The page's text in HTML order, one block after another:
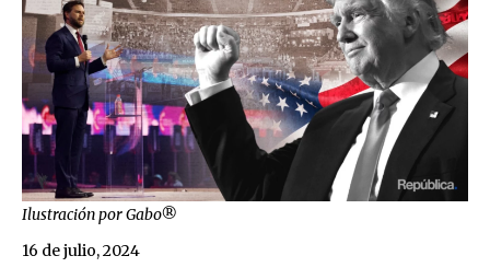
Ilustración por Gabo®
16 de julio, 2024